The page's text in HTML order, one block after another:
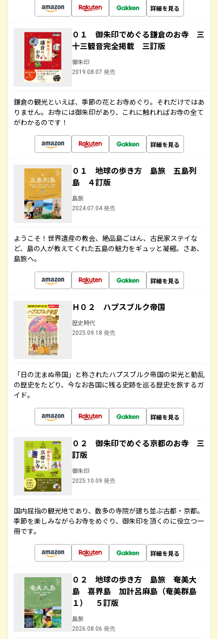
詳細を見る
０１ 御朱印でめぐる鎌倉のお寺 三
十三観音完全掲載 三訂版
御朱印
2019.08.07 発売
鎌倉の観光といえば、季節の花とお寺めぐり。それだけではあ
りません。お寺には御朱印があり、これに触れればお寺の全て
がわかるのです！
詳細を見る
０１ 地球の歩き方 島旅 五島列
島 ４訂版
島旅
2024.07.04 発売
ようこそ！世界遺産の教会、絶品島ごはん、古民家ステイな
ど、島の人が教えてくれた五島の魅力をギュッと凝縮。さあ、
島旅へ。
詳細を見る
Ｈ０２ ハプスブルク帝国
歴史時代
2025.09.18 発売
「日の沈まぬ帝国」と称されたハプスブルク帝国の栄光と動乱
の歴史をたどり、今なお各国に残る史跡を巡る歴史を旅するガ
イド。
詳細を見る
０２ 御朱印でめぐる京都のお寺 三
訂版
御朱印
2025.10.09 発売
国内屈指の観光地であり、数多の寺院が建ち並ぶ古都・京都。
季節を楽しみながらお寺をめぐり、御朱印を頂くのに役立つ一
冊です。
詳細を見る
０２ 地球の歩き方 島旅 奄美大
島 喜界島 加計呂麻島（奄美群島
１） ５訂版
島旅
2026.08.06 発売